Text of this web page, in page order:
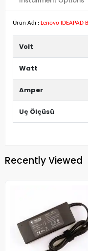
Ürün Adı : Lenovo IDEAPAD
Volt
Watt
Amper
Uç Ölçüsü
Recently Viewed